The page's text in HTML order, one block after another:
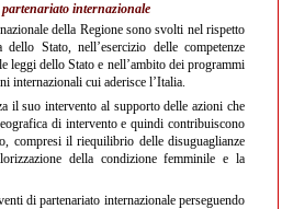
internazionale
della Regione sono svolti nel rispetto
Stato, nell’esercizio delle competenze
leggi dello Stato e nell’ambito dei programmi
internazionali cui aderisce l’Italia.
il suo intervento al supporto delle azioni che
di intervento e quindi contribuiscono
compresi il riequilibrio delle disuguaglianze
della condizione femminile e la
di partenariato internazionale perseguendo